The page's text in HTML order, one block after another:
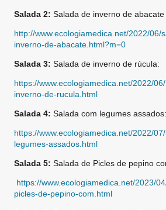
Salada 2: Salada de inverno de
http://www.ecologiamedica.net/2022/06/
inverno-de-abacate.html?m=0
Salada 3: Salada de inverno de rúcula:
https://www.ecologiamedica.net/2022/
inverno-de-rucula.html
Salada 4: Salada com legumes assados:
https://www.ecologiamedica.net/2022/
legumes-assados.html
Salada 5: Salada de Picles de pepino
https://www.ecologiamedica.net/2023/
picles-de-pepino-com.html